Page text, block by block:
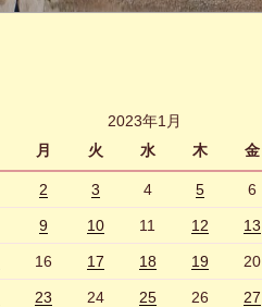
2023年1月
月 火 水 木 金
2 3 4 5 6
9 10 11 12 13
16 17 18 19 20
23 24 25 26 27